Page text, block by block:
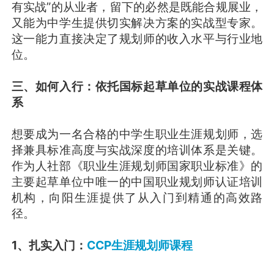
有实战”的从业者，留下的必然是既能合规展业，
又能为中学生提供切实解决方案的实战型专家。
这一能力直接决定了规划师的收入水平与行业地
位。
三、如何入行：依托国标起草单位的实战课程体
系
想要成为一名合格的中学生职业生涯规划师，选
择兼具标准高度与实战深度的培训体系是关键。
作为人社部《职业生涯规划师国家职业标准》的
主要起草单位中唯一的中国职业规划师认证培训
机构，向阳生涯提供了从入门到精通的高效路
径。
1、扎实入门： CCP生涯规划师课程